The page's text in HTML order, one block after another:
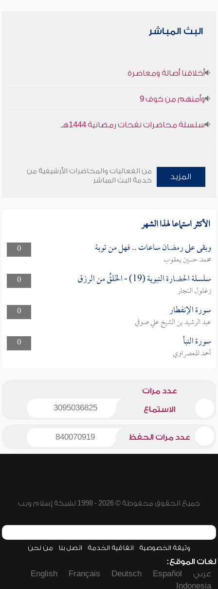
البث المباشر
أخلاقنا أصالة ومعاصرة
وأمنهم من خوف 9
سلسلة محاضرات نفحات رمضانية 1444هـ
المزيد
من الفعاليات والمحاضرات الأرشيفية من
خدمة البث المباشر
الأكثر استماعا لهذا الشهر
0 وبقى على رمضان ساعات .. فهل من توبة
محمد حسين يعقوب
0
سلسلة الحضارة النبوية (19) - الخَلقُ من الرزق
زغلول النجار
0
سورة الإنفطار
عبد الرشيد بن الشيخ علي صوفي
0
سورة النبأ
أحمد المعصراوي
عدد مرات
الاستماع 3095036825
عدد مرات الحفظ 840070919
جميع الحقوق محفوظة © 2026 - 1998 لشبكة إسلام ويب
وثيقة الخصوصية اتفاقية الخدمة اتصل بنا من نحن
لغات الموقع:
عربي
Español
Deutsch
Français
English
Indonesia